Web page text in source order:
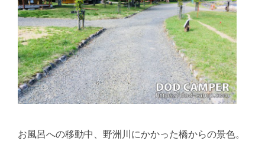
お風呂への移動中、野洲川にかかった橋からの景色。